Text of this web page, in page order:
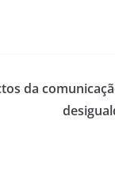
da